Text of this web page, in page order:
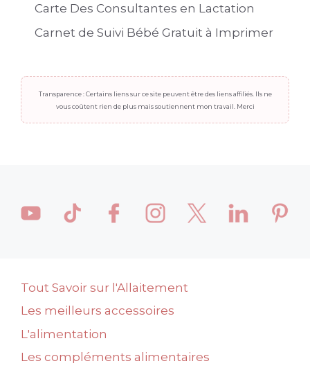
Carte Des Consultantes en Lactation
Carnet de Suivi Bébé Gratuit à Imprimer
Transparence : Certains liens sur ce site peuvent être des liens affiliés. Ils ne
vous coûtent rien de plus mais soutiennent mon travail. Merci
Tout Savoir sur l'Allaitement
Les meilleurs accessoires
L'alimentation
Les compléments alimentaires